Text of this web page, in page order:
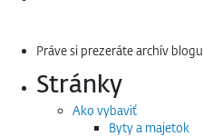
Práve si prezeráte archív blogu
Stránky
Ako vybaviť
Byty a majetok